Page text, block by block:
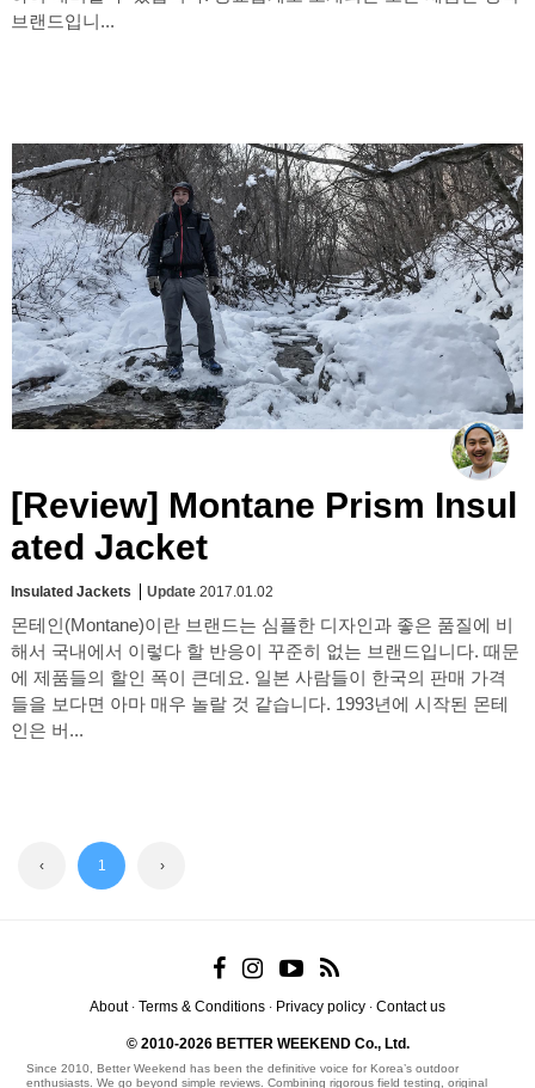
브랜드입니...
[Review] Montane Prism Insul
ated Jacket
Insulated Jackets Update 2017.01.02
몬테인(Montane)이란 브랜드는 심플한 디자인과 좋은 품질에 비
해서 국내에서 이렇다 할 반응이 꾸준히 없는 브랜드입니다. 때문
에 제품들의 할인 폭이 큰데요. 일본 사람들이 한국의 판매 가격
들을 보다면 아마 매우 놀랄 것 같습니다. 1993년에 시작된 몬테
인은 버...
‹ 1 ›
About· Terms & Conditions · Privacy policy · Contact us
© 2010-2026 BETTER WEEKEND Co., Ltd.
Since 2010, Better Weekend has been the definitive voice for Korea’s outdoor
enthusiasts. We go beyond simple reviews. Combining rigorous field testing, original